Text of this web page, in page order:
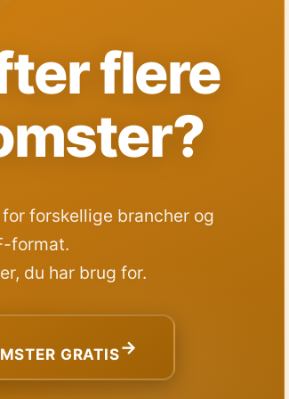
flere
forskellige brancher og
format.
du har brug for.
GRATIS→